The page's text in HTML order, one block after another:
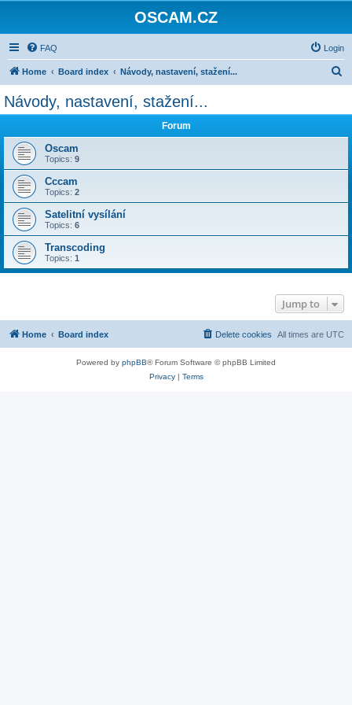
OSCAM.CZ
FAQ Login
Home Board index Návody, nastavení, stažení...
Návody, nastavení, stažení...
Forum
Oscam
Topics: 9
Cccam
Topics: 2
Satelitní vysílání
Topics: 6
Transcoding
Topics: 1
Jump to
Home Board index All times are UTC
Delete cookies
Powered by phpBB® Forum Software © phpBB Limited
Privacy| Terms